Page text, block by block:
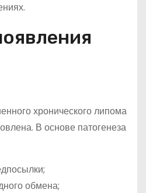
хронического липома
В основе патогенеза
обмена;